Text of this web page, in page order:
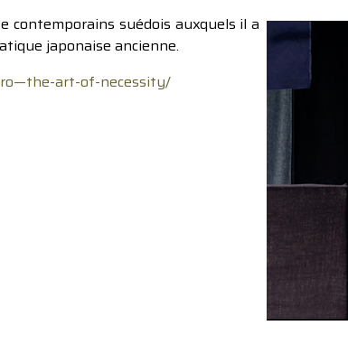
contemporains suédois auxquels il a
japonaise ancienne.
art-of-necessity/